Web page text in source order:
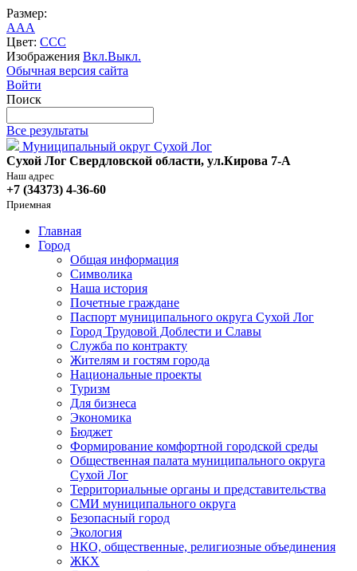
Размер:
AAA
Цвет: CCC
Изображения Вкл.Выкл.
Обычная версия сайта
Войти
Поиск
Все результаты
Муниципальный округ Сухой Лог
Сухой Лог Свердловской области, ул.Кирова 7-А
Наш адрес
+7 (34373) 4-36-60
Приемная
Главная
Город
Общая информация
Символика
Наша история
Почетные граждане
Паспорт муниципального округа Сухой Лог
Город Трудовой Доблести и Славы
Служба по контракту
Жителям и гостям города
Национальные проекты
Туризм
Для бизнеса
Экономика
Бюджет
Формирование комфортной городской среды
Общественная палата муниципального округа
Сухой Лог
Территориальные органы и представительства
СМИ муниципального округа
Безопасный город
Экология
НКО, общественные, религиозные объединения
ЖКХ